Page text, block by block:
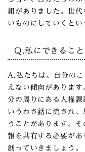
組がありました。世代
いものにしていくとい
Q.私にできるこ
A.私たちは、自分の
えない傾向がありま
分の周りにある人権
いうわさ話に流され
うことがあります。
報を共有する必要が
創っていきましょう。